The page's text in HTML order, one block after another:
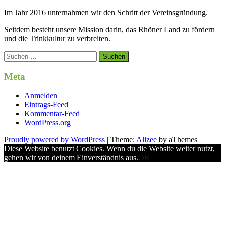
Im Jahr 2016 unternahmen wir den Schritt der Vereinsgründung.
Seitdem besteht unsere Mission darin, das Rhöner Land zu fördern
und die Trinkkultur zu verbreiten.
Suchen
nach:
Meta
Anmelden
Eintrags-Feed
Kommentar-Feed
WordPress.org
Proudly powered by WordPress | Theme: Alizee by aThemes
Diese Website benutzt Cookies. Wenn du die Website weiter nutzt,
gehen wir von deinem Einverständnis aus.OK